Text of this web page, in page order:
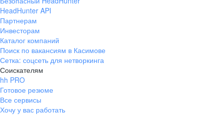
HeadHunter API
Партнерам
Инвесторам
Каталог компаний
Поиск по вакансиям в Касимове
Сетка: соцсеть для нетворкинга
Соискателям
hh PRO
Готовое резюме
Все сервисы
Хочу у вас работать